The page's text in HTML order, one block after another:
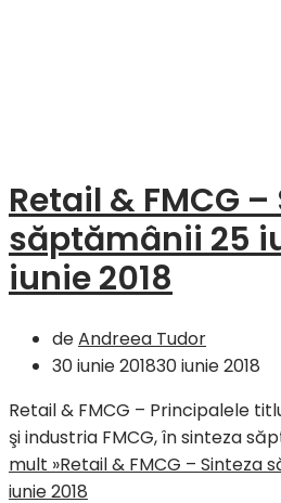
Retail & FMCG
săptămânii 25
iunie 2018
deAndreea Tudor
30 iunie 201830 iunie 2018
Retail & FMCG – Principalele
şi industria FMCG, în sinteza
mult »Retail & FMCG – Sinteza
iunie 2018